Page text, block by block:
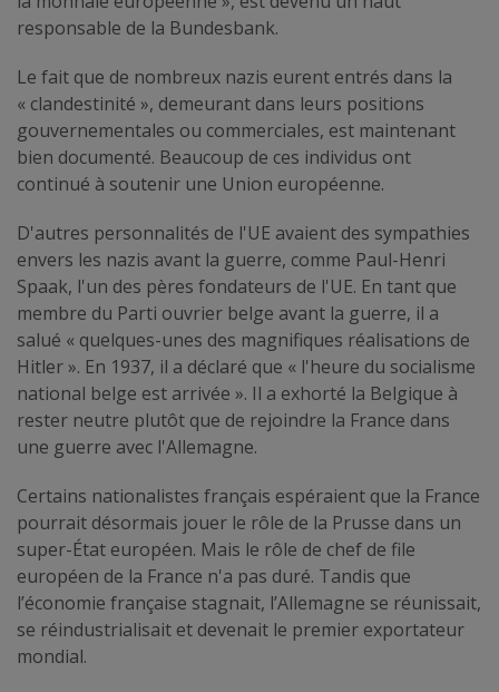
responsable de la Bundesbank.
Le fait que de nombreux nazis eurent entrés dans la
« clandestinité », demeurant dans leurs positions
gouvernementales ou commerciales, est maintenant
bien documenté. Beaucoup de ces individus ont
continué à soutenir une Union européenne.
D'autres personnalités de l'UE avaient des sympathies
envers les nazis avant la guerre, comme Paul-Henri
Spaak, l'un des pères fondateurs de l'UE. En tant que
membre du Parti ouvrier belge avant la guerre, il a
salué « quelques-unes des magnifiques réalisations de
Hitler ». En 1937, il a déclaré que « l'heure du socialisme
national belge est arrivée ». Il a exhorté la Belgique à
rester neutre plutôt que de rejoindre la France dans
une guerre avec l'Allemagne.
Certains nationalistes français espéraient que la France
pourrait désormais jouer le rôle de la Prusse dans un
super-État européen. Mais le rôle de chef de file
européen de la France n'a pas duré. Tandis que
l’économie française stagnait, l’Allemagne se réunissait,
se réindustrialisait et devenait le premier exportateur
mondial.